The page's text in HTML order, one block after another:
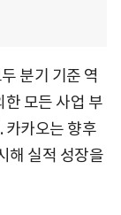
분기 기준 역
모든 사업 부
카카오는 향후
해 실적 성장을